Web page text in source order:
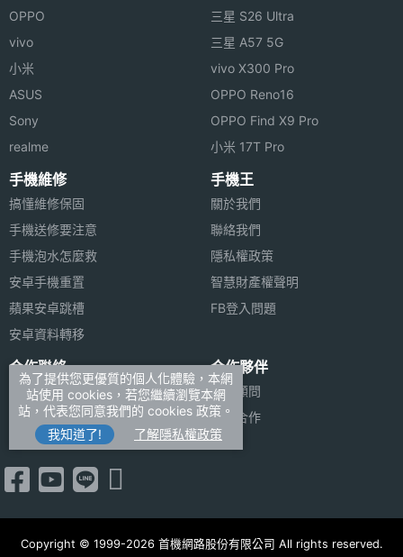
OPPO
vivo
小米
ASUS
Sony
realme
三星 S26 Ultra
三星 A57 5G
vivo X300 Pro
OPPO Reno16
OPPO Find X9 Pro
小米 17T Pro
手機維修
搞懂維修保固
手機送修要注意
手機泡水怎麼救
安卓手機重置
蘋果安卓跳槽
安卓資料轉移
手機王
關於我們
聯絡我們
隱私權政策
智慧財產權聲明
FB登入問題
合作聯絡
廣告刊登
加入商店報價
新聞聯絡
合作夥伴
法律顧問
媒體合作
Copyright © 1999-2026 首機網路股份有限公司 All rights reserved.
為了提供您更優質的個人化體驗，本網
站使用 cookies，若您繼續瀏覽本網
站，代表您同意我們的 cookies 政策。
我知道了!
了解隱私權政策